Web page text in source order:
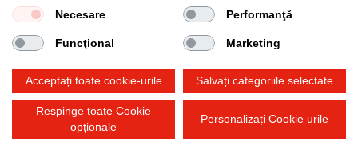
General Purchase Terms and Conditions
Declarație de confidențialitate
Impressum
Politica privind cookie-urile
Necesare Performanţă
Funcţional Marketing
Acceptați toate cookie-urile Salvați categoriile selectate
Respinge toate Cookie
opționale
Personalizați Cookie urile